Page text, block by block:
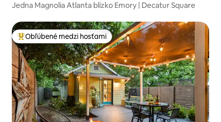
Jedna Magnolia Atlanta blízko Emory | Decatur Square
Najobľúbenejšie medzi hosťami
Obľúbené medzi hosťami